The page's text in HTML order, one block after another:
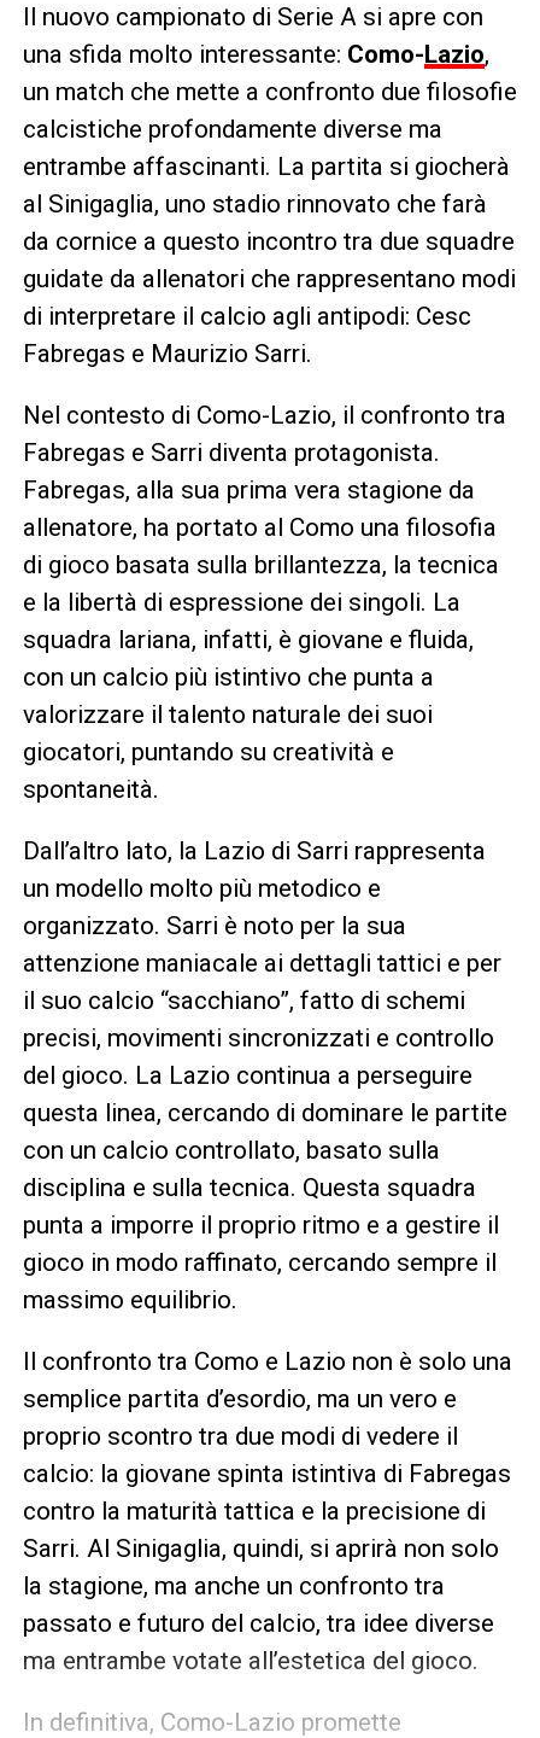
Il nuovo campionato di Serie A si apre con
una sfida molto interessante: Como-Lazio,
un match che mette a confronto due filosofie
calcistiche profondamente diverse ma
entrambe affascinanti. La partita si giocherà
al Sinigaglia, uno stadio rinnovato che farà
da cornice a questo incontro tra due squadre
guidate da allenatori che rappresentano modi
di interpretare il calcio agli antipodi: Cesc
Fabregas e Maurizio Sarri.
Nel contesto di Como-Lazio, il confronto tra
Fabregas e Sarri diventa protagonista.
Fabregas, alla sua prima vera stagione da
allenatore, ha portato al Como una filosofia
di gioco basata sulla brillantezza, la tecnica
e la libertà di espressione dei singoli. La
squadra lariana, infatti, è giovane e fluida,
con un calcio più istintivo che punta a
valorizzare il talento naturale dei suoi
giocatori, puntando su creatività e
spontaneità.
Dall’altro lato, la Lazio di Sarri rappresenta
un modello molto più metodico e
organizzato. Sarri è noto per la sua
attenzione maniacale ai dettagli tattici e per
il suo calcio “sacchiano”, fatto di schemi
precisi, movimenti sincronizzati e controllo
del gioco. La Lazio continua a perseguire
questa linea, cercando di dominare le partite
con un calcio controllato, basato sulla
disciplina e sulla tecnica. Questa squadra
punta a imporre il proprio ritmo e a gestire il
gioco in modo raffinato, cercando sempre il
massimo equilibrio.
Il confronto tra Como e Lazio non è solo una
semplice partita d’esordio, ma un vero e
proprio scontro tra due modi di vedere il
calcio: la giovane spinta istintiva di Fabregas
contro la maturità tattica e la precisione di
Sarri. Al Sinigaglia, quindi, si aprirà non solo
la stagione, ma anche un confronto tra
passato e futuro del calcio, tra idee diverse
ma entrambe votate all’estetica del gioco.
In definitiva, Como-Lazio promette